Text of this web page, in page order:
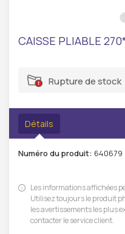
CAISSE PLIABLE
Rupture de stock
Détails
Numéro du produit: 640679
Les informations affichées
Utilisez toujours le produit
les avertissements les plus
contacter le service client.